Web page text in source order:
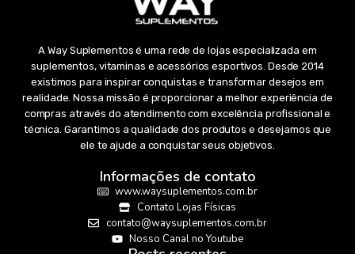
A Way Suplementos é uma rede de lojas especializada em
suplementos, vitaminas e acessórios esportivos. Desde 2014
existimos para inspirar conquistas e transformar desejos em
realidade. Nossa missão é proporcionar a melhor experiência de
compras através do atendimento com excelência profissional e
técnica. Garantimos a qualidade dos produtos e desejamos que
ele te ajude a conquistar seus objetivos.
Informações de contato
www.waysuplementos.com.br
Contato Lojas Físicas
contato@waysuplementos.com.br
Nosso Canal no Youtube